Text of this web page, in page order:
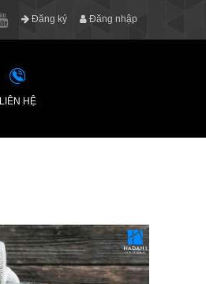
Đăng ký Đăng nhập
LIÊN HỆ